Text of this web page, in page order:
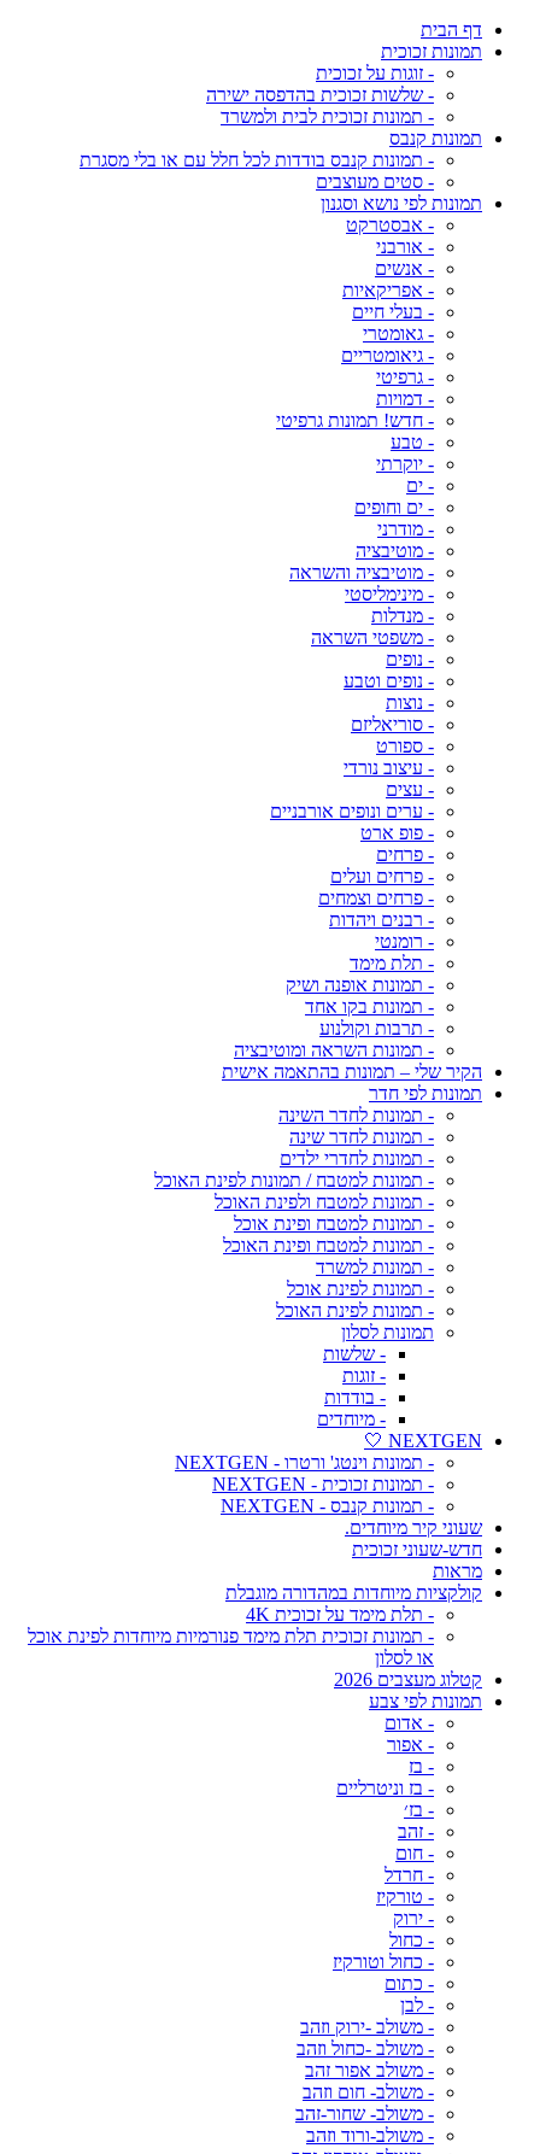
דף הבית
תמונות זכוכית
- זוגות על זכוכית
- שלשות זכוכית בהדפסה ישירה
- תמונות זכוכית לבית ולמשרד
תמונות קנבס
- תמונות קנבס בודדות לכל חלל עם או בלי מסגרת
- סטים מעוצבים
תמונות לפי נושא וסגנון
- אבסטרקט
- אורבני
- אנשים
- אפריקאיות
- בעלי חיים
- גאומטרי
- גיאומטריים
- גרפיטי
- דמויות
- חדש! תמונות גרפיטי
- טבע
- יוקרתי
- ים
- ים וחופים
- מודרני
- מוטיבציה
- מוטיבציה והשראה
- מינימליסטי
- מנדלות
- משפטי השראה
- נופים
- נופים וטבע
- נוצות
- סוריאליזם
- ספורט
- עיצוב נורדי
- עצים
- ערים ונופים אורבניים
- פופ ארט
- פרחים
- פרחים ועלים
- פרחים וצמחים
- רבנים ויהדות
- רומנטי
- תלת מימד
- תמונות אופנה ושיק
- תמונות בקו אחד
- תרבות וקולנוע
- תמונות השראה ומוטיבציה
הקיר שלי – תמונות בהתאמה אישית
תמונות לפי חדר
- תמונות לחדר השינה
- תמונות לחדר שינה
- תמונות לחדרי ילדים
- תמונות למטבח / תמונות לפינת האוכל
- תמונות למטבח ולפינת האוכל
- תמונות למטבח ופינת אוכל
- תמונות למטבח ופינת האוכל
- תמונות למשרד
- תמונות לפינת אוכל
- תמונות לפינת האוכל
תמונות לסלון
- שלשות
- זוגות
- בודדות
- מיוחדים
NEXTGEN 🤍
- תמונות וינטג' ורטרו - NEXTGEN
- תמונות זכוכית - NEXTGEN
- תמונות קנבס - NEXTGEN
שעוני קיר מיוחדים.
חדש-שעוני זכוכית
מראות
קולקציות מיוחדות במהדורה מוגבלת
- תלת מימד על זכוכית 4K
- תמונות זכוכית תלת מימד פנורמיות מיוחדות לפינת אוכל
או לסלון
קטלוג מעצבים 2026
תמונות לפי צבע
- אדום
- אפור
- בז
- בז וניטרליים
- בז׳
- זהב
- חום
- חרדל
- טורקיז
- ירוק
- כחול
- כחול וטורקיז
- כתום
- לבן
- משולב -ירוק וזהב
- משולב -כחול וזהב
- משולב אפור זהב
- משולב- חום וזהב
- משולב- שחור-זהב
- משולב-ורוד וזהב